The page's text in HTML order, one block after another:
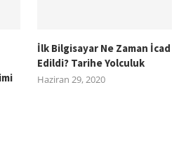
İlk Bilgisayar Ne Zaman İcad
Edildi? Tarihe Yolculuk
Haziran 29, 2020